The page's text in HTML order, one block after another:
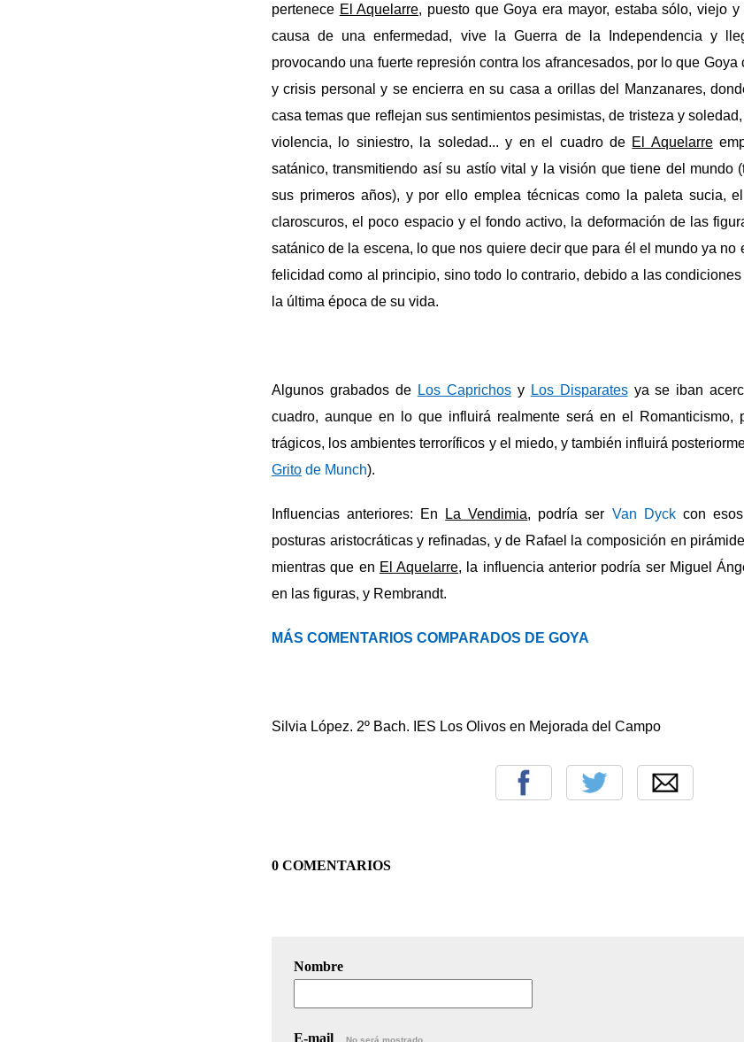
pertenece El Aquelarre, puesto que Goya era mayor, estaba sólo, viejo
causa de una enfermedad, vive la Guerra de la Independencia y
provocando una fuerte represión contra los afrancesados, por lo que Goya
y crisis personal y se encierra en su casa a orillas del Manzanares,
casa temas que reflejan sus sentimientos pesimistas, de tristeza y
violencia, lo siniestro, la soledad... y en el cuadro de El Aquelarre
satánico, transmitiendo así su astío vital y la visión que tiene del mundo
sus primeros años), y por ello emplea técnicas como la paleta sucia,
claroscuros, el poco espacio y el fondo activo, la deformación de las
satánico de la escena, lo que nos quiere decir que para él el mundo ya no
felicidad como al principio, sino todo lo contrario, debido a las
la última época de su vida.
Algunos grabados de Los Caprichosy Los Disparatesya se iban
cuadro, aunque en lo que influirá realmente será en el Romanticismo,
trágicos, los ambientes terroríficos y el miedo, y también influirá
Grito de Munch).
Influencias anteriores: En La Vendimia, podría ser Van Dyckcon esos
posturas aristocráticas y refinadas, y de Rafael la composición en
mientras que en El Aquelarre, la influencia anterior podría ser Miguel
en las figuras, y Rembrandt.
MÁS COMENTARIOS COMPARADOS DE GOYA
Silvia López. 2º Bach. IES Los Olivos en Mejorada del Campo
0 COMENTARIOS
Nombre
E-mail No será mostrado.